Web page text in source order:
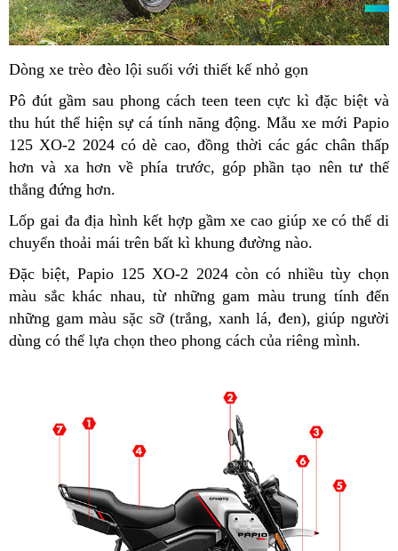
Dòng xe trèo đèo lội suối với thiết kế nhỏ gọn
Pô đút gầm sau phong cách teen teen cực kì đặc biệt và
thu hút thể hiện sự cá tính năng động. Mẫu xe mới Papio
125 XO-2 2024 có dè cao, đồng thời các gác chân thấp
hơn và xa hơn về phía trước, góp phần tạo nên tư thế
thẳng đứng hơn.
Lốp gai đa địa hình kết hợp gầm xe cao giúp xe có thể di
chuyển thoải mái trên bất kì khung đường nào.
Đặc biệt, Papio 125 XO-2 2024 còn có nhiều tùy chọn
màu sắc khác nhau, từ những gam màu trung tính đến
những gam màu sặc sỡ (trắng, xanh lá, đen), giúp người
dùng có thể lựa chọn theo phong cách của riêng mình.